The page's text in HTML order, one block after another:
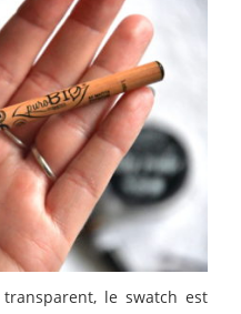
le swatch est